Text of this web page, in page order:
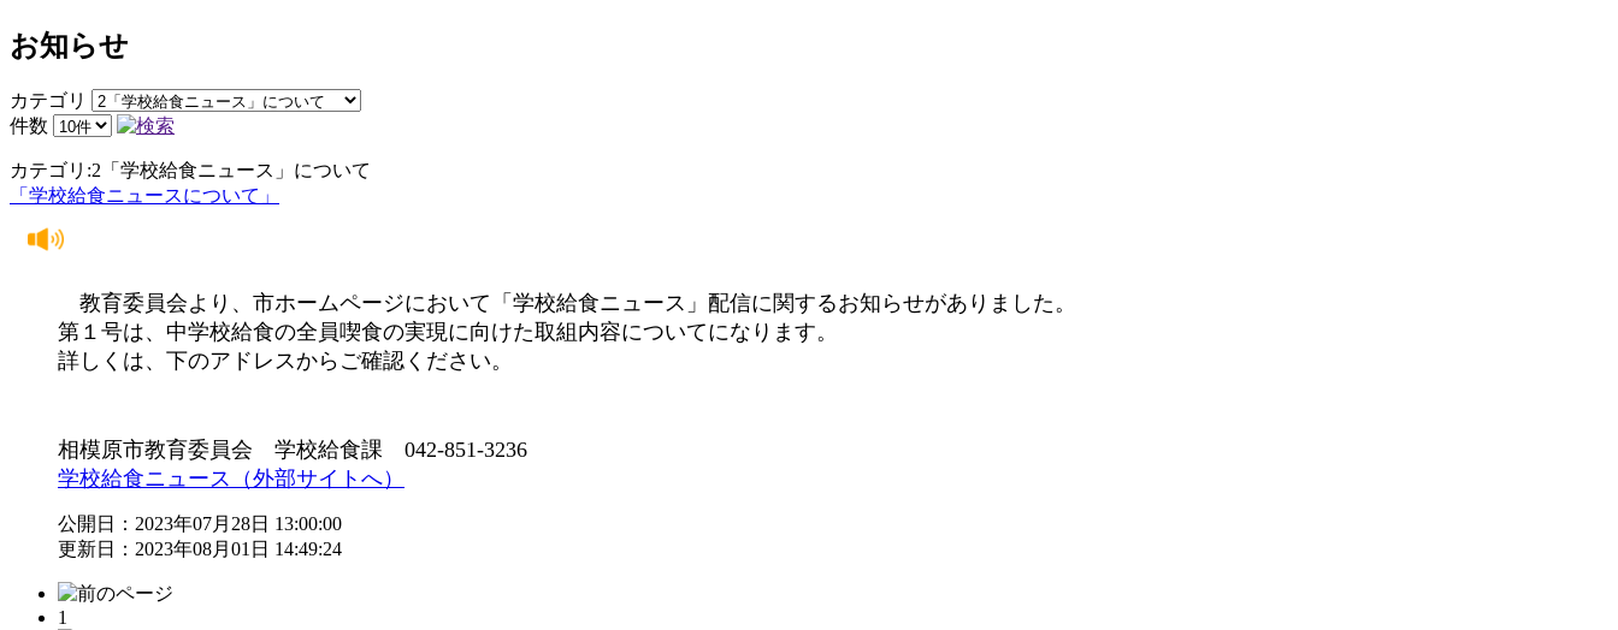
お知らせ
カテゴリ
件数
カテゴリ:2「学校給食ニュース」について
「学校給食ニュースについて」
教育委員会より、市ホームページにおいて「学校給食ニュース」配信に関するお知らせがありました。
第１号は、中学校給食の全員喫食の実現に向けた取組内容についてになります。
詳しくは、下のアドレスからご確認ください。
相模原市教育委員会 学校給食課 042-851-3236
学校給食ニュース（外部サイトへ）
公開日：2023年07月28日 13:00:00
更新日：2023年08月01日 14:49:24
1